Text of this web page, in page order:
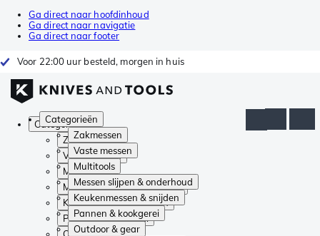
Ga direct naar hoofdinhoud
Ga direct naar navigatie
Ga direct naar footer
Voor 22:00 uur besteld, morgen in huis
Categorieën
Zakmessen
Vaste messen
Multitools
Messen slijpen & onderhoud
Keukenmessen & snijden
Pannen & kookgerei
Outdoor & gear
Categorieën
Zakmessen
Vaste messen
Multitools
Messen slijpen & onderhoud
Keukenmessen & snijden
Pannen & kookgerei